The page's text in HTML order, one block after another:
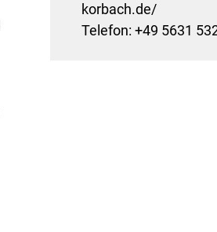
korbach.de/
Telefon: +49 5631